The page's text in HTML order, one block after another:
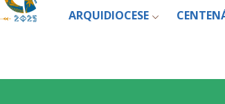
ARQUIDIOCESE